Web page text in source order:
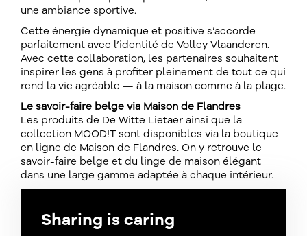
une ambiance sportive.
Cette énergie dynamique et positive s’accorde
parfaitement avec l’identité de Volley Vlaanderen.
Avec cette collaboration, les partenaires souhaitent
inspirer les gens à profiter pleinement de tout ce qui
rend la vie agréable — à la maison comme à la plage.
Le savoir-faire belge via Maison de Flandres
Les produits de De Witte Lietaer ainsi que la
collection MOOD!T sont disponibles via la boutique
en ligne de Maison de Flandres. On y retrouve le
savoir-faire belge et du linge de maison élégant
dans une large gamme adaptée à chaque intérieur.
Sharing is caring